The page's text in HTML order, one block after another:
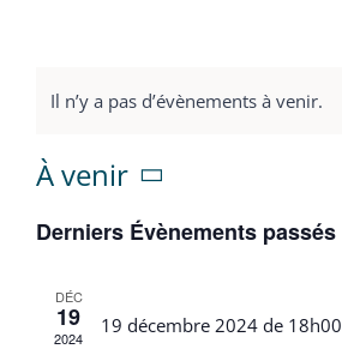
Il n’y a pas d’évènements à venir.
À venir
Sélectionnez
une
Derniers Évènements passés
DÉC
19
2024
19 décembre 2024 de 18h00